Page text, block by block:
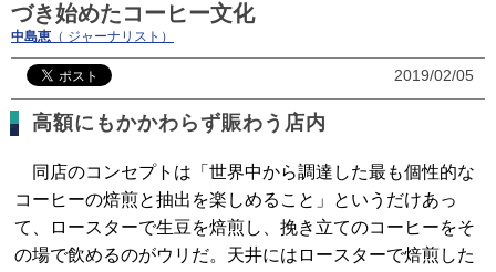
づき始めたコーヒー文化
中島恵 （ ジャーナリスト）
2019/02/05
高額にもかかわらず賑わう店内
同店のコンセプトは「世界中から調達した最も個性的な
コーヒーの焙煎と抽出を楽しめること」というだけあっ
て、ロースターで生豆を焙煎し、挽き立てのコーヒーをそ
の場で飲めるのがウリだ。天井にはロースターで焙煎した